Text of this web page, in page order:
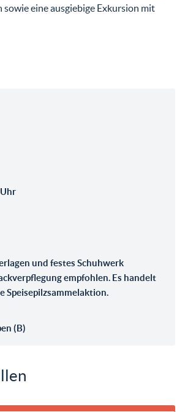
sowie eine ausgiebige Exkursion mit
und festes Schuhwerk
empfohlen. Es handelt
Speisepilzsammelaktion.
(B)